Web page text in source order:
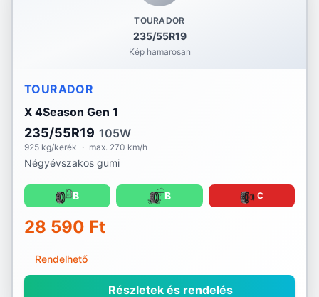
TOURADOR
235/55R19
Kép hamarosan
TOURADOR
X 4Season Gen 1
235/55R19 105W
925 kg/kerék · max. 270 km/h
Négyévszakos gumi
B B C
28 590 Ft
Rendelhető
Részletek és rendelés